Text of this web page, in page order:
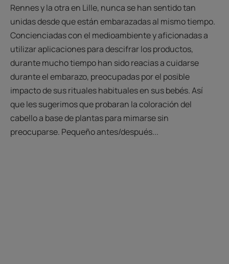
Rennes y la otra en Lille, nunca se han sentido tan
unidas desde que están embarazadas al mismo tiempo.
Concienciadas con el medioambiente y aficionadas a
utilizar aplicaciones para descifrar los productos,
durante mucho tiempo han sido reacias a cuidarse
durante el embarazo, preocupadas por el posible
impacto de sus rituales habituales en sus bebés. Así
que les sugerimos que probaran la coloración del
cabello a base de plantas para mimarse sin
preocuparse. Pequeño antes/después...